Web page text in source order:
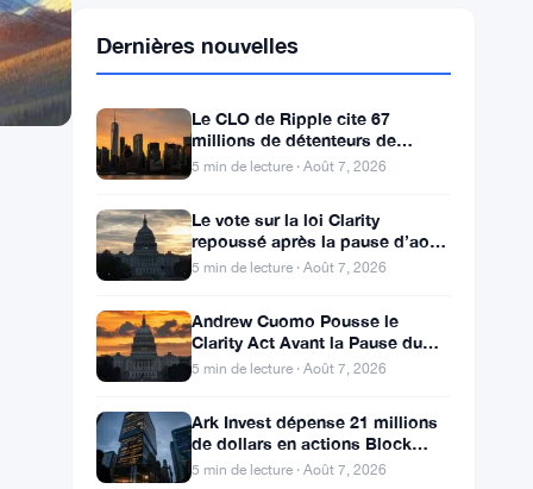
Le CLO de Ripple cite 67
crypto aux États-Unis pour faire
avancer la loi CLARITY
5 min de lecture · Août 7, 2026
Le vote sur la loi Clarity